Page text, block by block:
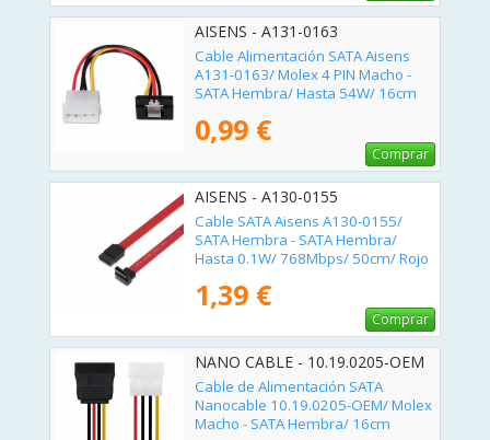
AISENS - A131-0163
Cable Alimentación SATA Aisens
A131-0163/ Molex 4 PIN Macho -
SATA Hembra/ Hasta 54W/ 16cm
0,99 €
Comprar
AISENS - A130-0155
Cable SATA Aisens A130-0155/
SATA Hembra - SATA Hembra/
Hasta 0.1W/ 768Mbps/ 50cm/ Rojo
1,39 €
Comprar
NANO CABLE - 10.19.0205-OEM
Cable de Alimentación SATA
Nanocable 10.19.0205-OEM/ Molex
Macho - SATA Hembra/ 16cm